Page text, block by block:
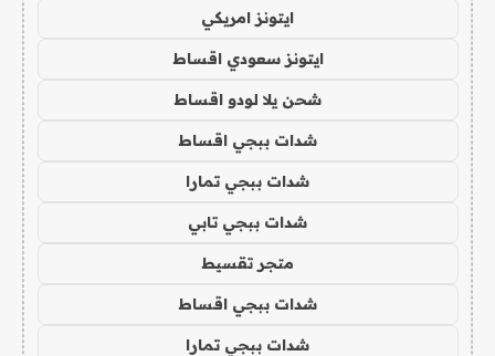
ايتونز امريكي
ايتونز سعودي اقساط
شحن يلا لودو اقساط
شدات ببجي اقساط
شدات ببجي تمارا
شدات ببجي تابي
متجر تقسيط
شدات ببجي اقساط
شدات ببجي تمارا